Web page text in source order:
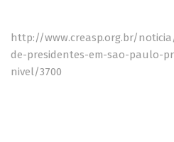
http://www.creasp.org.br/
de-presidentes-em-sao-paulo-
nivel/3700